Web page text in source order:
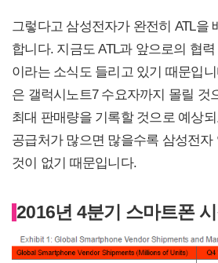
그렇다고 삼성전자가 완전히 ATL을
합니다. 지금도 ATL과 앞으로의 협
이라는 소식도 들리고 있기 때문입
은 갤럭시노트7 수요자까지 몰릴 것
최대 판매량을 기록할 것으로 예상
공급처가 많으면 많을수록 삼성전
것이 없기 때문입니다.
2016년 4분기 스마트폰